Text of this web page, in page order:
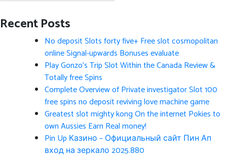
Recent Posts
No deposit Slots forty five+ Free slot cosmopolitan
online Signal-upwards Bonuses evaluate
Play Gonzo’s Trip Slot Within the Canada Review &
Totally free Spins
Complete Overview of Private investigator Slot 100
free spins no deposit reviving love machine game
Greatest slot mighty kong On the internet Pokies to
own Aussies Earn Real money!
Pin Up Казино – Официальный сайт Пин Ап
вход на зеркало 2025.880